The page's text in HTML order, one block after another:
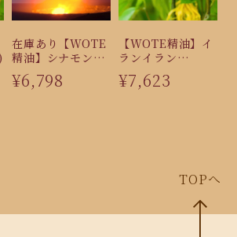
在庫あり【WOTE
精油】シナモンバ
ーグ（5ml）
¥6,798
【WOTE精油】イ
ランイラン
（5ml）
¥7,623
TOPへ